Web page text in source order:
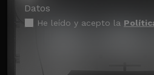
Datos
He leído y acepto la